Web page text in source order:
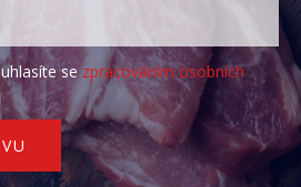
sezpracováním osobních